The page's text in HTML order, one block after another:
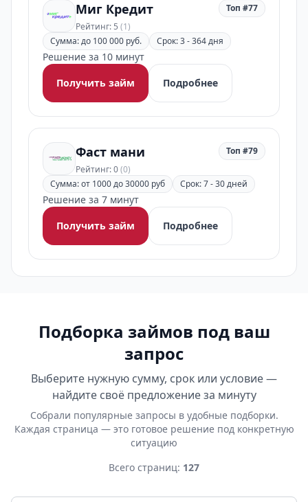
Миг Кредит
Рейтинг: 5 (1)
Топ #77
Сумма: до 100 000 руб. Срок: 3 - 364 дня
Решение за 10 минут
Получить займ
Подробнее
Фаст мани
Рейтинг: 0(0)
Топ #79
Сумма: от 1000 до 30000 руб Срок: 7 - 30 дней
Решение за 7 минут
Получить займ
Подробнее
Подборка займов под ваш
запрос
Выберите нужную сумму, срок или условие —
найдите своё предложение за минуту
Собрали популярные запросы в удобные подборки.
Каждая страница — это готовое решение под конкретную
ситуацию
Всего страниц: 127